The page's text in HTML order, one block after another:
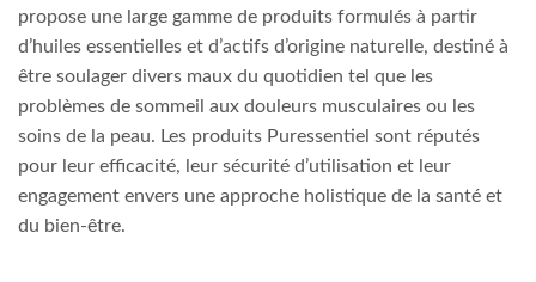
propose une large gamme de produits formulés à partir
d’huiles essentielles et d’actifs d’origine naturelle, destiné à
être soulager divers maux du quotidien tel que les
problèmes de sommeil aux douleurs musculaires ou les
soins de la peau. Les produits Puressentiel sont réputés
pour leur efficacité, leur sécurité d’utilisation et leur
engagement envers une approche holistique de la santé et
du bien-être.